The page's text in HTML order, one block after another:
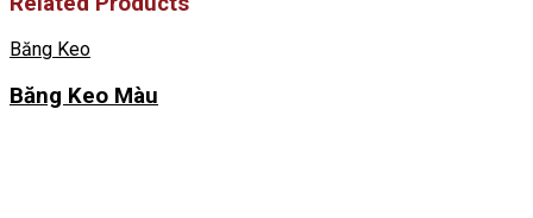
Băng Keo
Băng Keo Màu